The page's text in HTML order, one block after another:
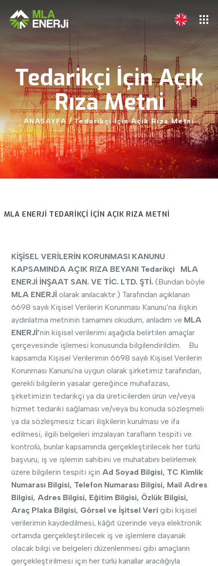
TedarikçiİçinAçık
RızaMetni
ANASAYFA / Tedarikçi İçin Açık Rıza Metni
MLA ENERJİ TEDARIKÇI İÇIN AÇIK RIZA METNI
KİŞİSEL VERİLERİN KORUNMASI KANUNU
KAPSAMINDA AÇIK RIZA BEYANI Tedarikçi
MLA
ENERJİ İNŞAAT SAN. VE TİC. LTD. ŞTİ. (Bundan böyle
MLA ENERJİ olarak anılacaktır.) Tarafından açıklanan
6698 sayılı Kişisel Verilerin Korunması Kanunu’na ilişkin
aydınlatma metninin tamamını okudum, anladım ve MLA
ENERJİ’nin kişisel verilerimi aşağıda belirtilen amaçlar
çerçevesinde işlemesi konusunda bilgilendirildim. Bu
kapsamda Kişisel Verilerimin 6698 sayılı Kişisel Verilerin
Korunması Kanunu'na uygun olarak şirketimiz tarafından,
gerekli bilgilerin yasalar gereğince muhafazası,
şirketimizin tedarikçi ya da üreticilerden ürün ve/veya
hizmet tedariki sağlaması ve/veya bu konuda sözleşmeli
ya da sözleşmesiz ticari ilişkilerin kurulması ve ifa
edilmesi, ilgili belgeleri imzalayan tarafların tespiti ve
kontrolü, bunlar kapsamında gerçekleştirilecek her türlü
başvuru, iş ve işlemin sahibini ve muhatabını belirlemek
üzere bilgilerin tespiti için Ad Soyad Bilgisi, TC Kimlik
Numarası Bilgisi, Telefon Numarası Bilgisi, Mail Adres
Bilgisi, Adres Bilgisi, Eğitim Bilgisi, Özlük Bilgisi,
Araç Plaka Bilgisi, Görsel ve İşitsel Verigibi kişisel
verilerimin kaydedilmesi, kâğıt üzerinde veya elektronik
ortamda gerçekleştirilecek iş ve işlemlere dayanak
olacak bilgi ve belgeleri düzenlenmesi gibi amaçların
gerçekleştirilmesi için her türlü kanallar aracılığıyla